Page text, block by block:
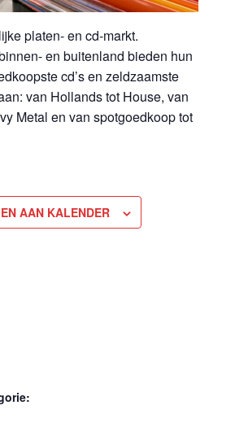
platen- en cd-markt.
en buitenland bieden hun
cd’s en zeldzaamste
van Hollands tot House, van
Metal en van spotgoedkoop tot
AAN KALENDER